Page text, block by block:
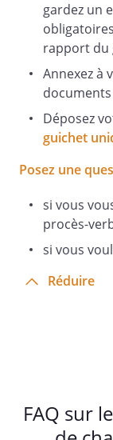
- le texte
- le projet
Nous vous
de nos
gardez un
rapport du
Annexez à
Déposez
guichet
Posez une
si vous
procès-
si vous
Réduire
FAQ sur